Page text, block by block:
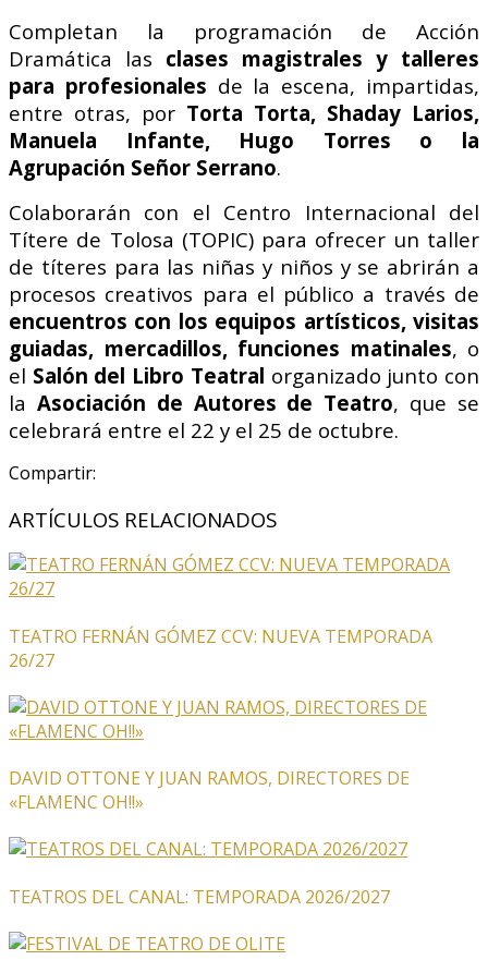
Completan la programación de Acción
Dramática las clases magistrales y talleres
para profesionales de la escena, impartidas,
entre otras, por Torta Torta, Shaday Larios,
Manuela Infante, Hugo Torres o la
Agrupación Señor Serrano.
Colaborarán con el Centro Internacional del
Títere de Tolosa (TOPIC) para ofrecer un taller
de títeres para las niñas y niños y se abrirán a
procesos creativos para el público a través de
encuentros con los equipos artísticos, visitas
guiadas, mercadillos, funciones matinales, o
el Salón del Libro Teatral organizado junto con
la Asociación de Autores de Teatro, que se
celebrará entre el 22 y el 25 de octubre.
Compartir:
ARTÍCULOS RELACIONADOS
TEATRO FERNÁN GÓMEZ CCV: NUEVA TEMPORADA
26/27
DAVID OTTONE Y JUAN RAMOS, DIRECTORES DE
«FLAMENC OH!!»
TEATROS DEL CANAL: TEMPORADA 2026/2027